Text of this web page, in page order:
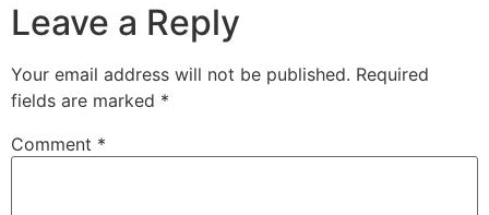
Leave a Reply
Your email address will not be published. Required
fields are marked *
Comment *